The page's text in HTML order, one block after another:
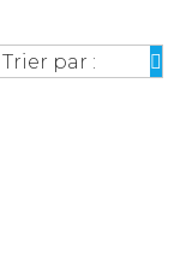
Trier par :